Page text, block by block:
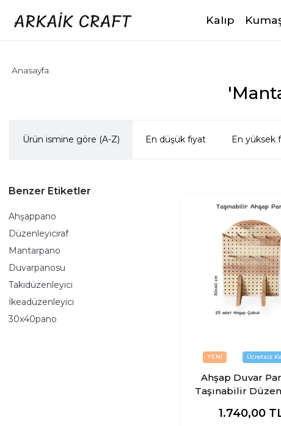
Kalıp
Anasayfa
Ürün ismine göre (A-Z) En düşük fiyat En yüksek
Benzer Etiketler
Ahşappano
Düzenleyiciraf
Mantarpano
Duvarpanosu
Takıdüzenleyici
İkeadüzenleyici
30x40pano
Ahşap Duvar
Taşınabilir
1.740,00